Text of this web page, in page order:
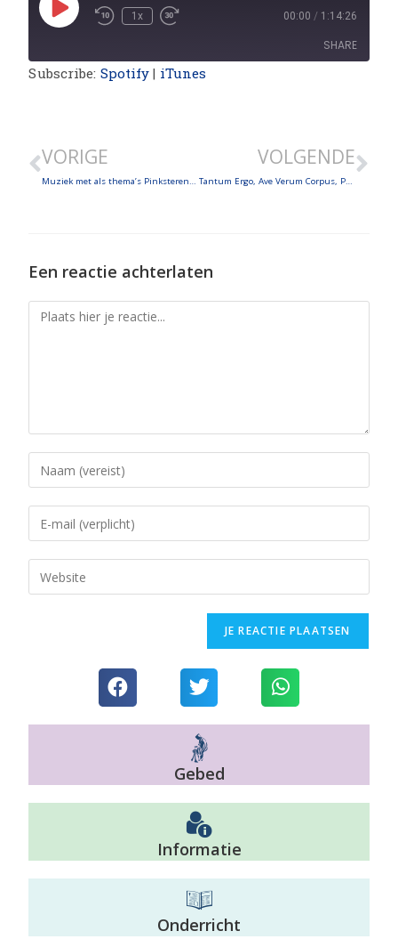
1x 00:00 / 1:14:26
SHARE
Subscribe: Spotify | iTunes
VORIGE
Muziek met als thema’s Pinksteren en Maria-Bezoek
VOLGENDE
Tantum Ergo, Ave Verum Corpus, Pange Lingua, Exultate Deo en nog veel meer!
Een reactie achterlaten
Gebed
Informatie
Onderricht